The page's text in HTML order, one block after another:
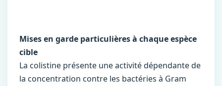
Mises en garde particulières à chaque espèce
cible
La colistine présente une activité dépendante de
la concentration contre les bactéries à Gram